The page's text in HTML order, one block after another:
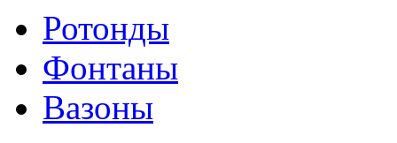
Ротонды
Фонтаны
Вазоны